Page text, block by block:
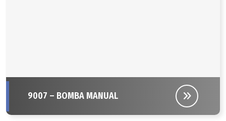
9007 – BOMBA MANUAL